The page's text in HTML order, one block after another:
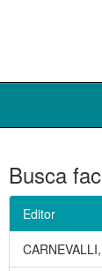
Busca
Editor